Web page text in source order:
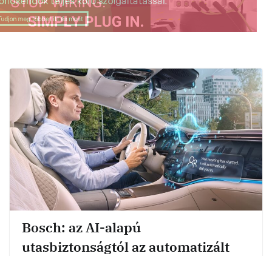
Bosch: az AI-alapú
utasbiztonságtól az automatizált